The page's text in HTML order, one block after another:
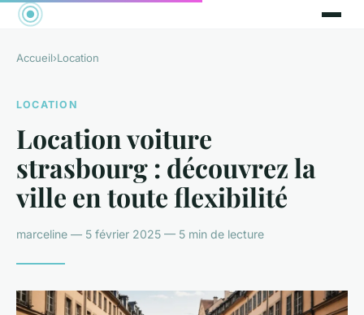
Accueil›Location
LOCATION
Location voiture
strasbourg : découvrez la
ville en toute flexibilité
marceline — 5 février 2025 — 5 min de lecture